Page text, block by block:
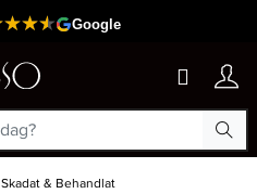
Skadat & Behandlat